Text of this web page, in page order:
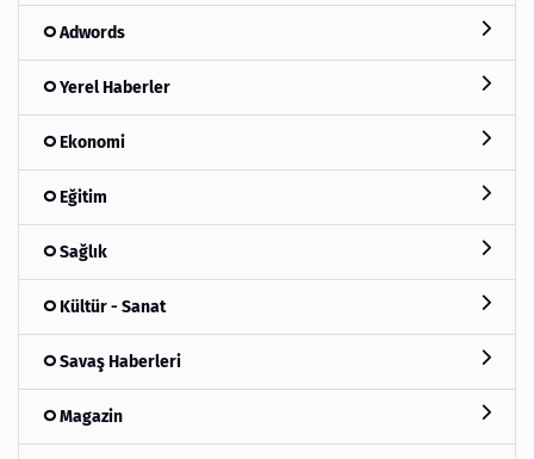
Adwords
Yerel Haberler
Ekonomi
Eğitim
Sağlık
Kültür - Sanat
Savaş Haberleri
Magazin